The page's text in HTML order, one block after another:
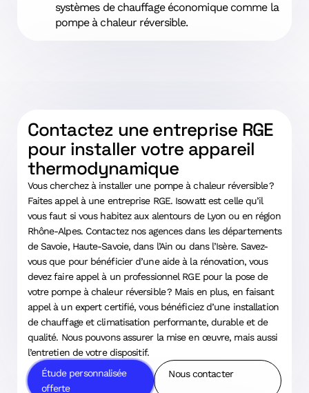
systèmes de chauffage économique comme la
pompe à chaleur réversible.
Contactez une entreprise RGE
pour installer votre appareil
thermodynamique
Vous cherchez à installer une pompe à chaleur réversible ?
Faites appel à une entreprise RGE. Isowatt est celle qu’il
vous faut si vous habitez aux alentours de Lyon ou en région
Rhône-Alpes. Contactez nos agences dans les départements
de Savoie, Haute-Savoie, dans l’Ain ou dans l’Isère. Savez-
vous que pour bénéficier d’une aide à la rénovation, vous
devez faire appel à un professionnel RGE pour la pose de
votre pompe à chaleur réversible ? Mais en plus, en faisant
appel à un expert certifié, vous bénéficiez d’une installation
de chauffage et climatisation performante, durable et de
qualité. Nous pouvons assurer la mise en œuvre, mais aussi
l’entretien de votre dispositif.
Étude personnalisée
offerte
Nous contacter